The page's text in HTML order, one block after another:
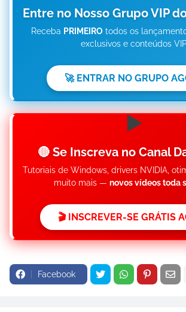
Entre no Nosso Grupo VIP
Receba PRIMEIRO todos os
exclusivos e conteúdos
🚀 ENTRAR NO GRUPO
▶️
🔴 Se Inscreva no Canal
Tutoriais de Windows, drivers NVIDIA,
muito mais — novos vídeos toda
🎬 INSCREVER-SE GRÁTIS
Facebook